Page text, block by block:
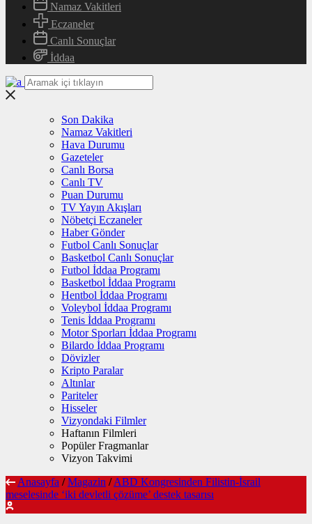
Namaz Vakitleri
Eczaneler
Canlı Sonuçlar
İddaa
Son Dakika
Namaz Vakitleri
Hava Durumu
Gazeteler
Canlı Borsa
Canlı TV
Puan Durumu
TV Yayın Akışları
Nöbetçi Eczaneler
Haber Gönder
Futbol Canlı Sonuçlar
Basketbol Canlı Sonuçlar
Futbol İddaa Programı
Basketbol İddaa Programı
Hentbol İddaa Programı
Voleybol İddaa Programı
Tenis İddaa Programı
Motor Sporları İddaa Programı
Bilardo İddaa Programı
Dövizler
Kripto Paralar
Altınlar
Pariteler
Hisseler
Vizyondaki Filmler
Haftanın Filmleri
Popüler Fragmanlar
Vizyon Takvimi
Anasayfa / Magazin / ABD Kongresinden Filistin-İsrail
meselesinde ‘iki devletli çözüme’ destek tasarısı